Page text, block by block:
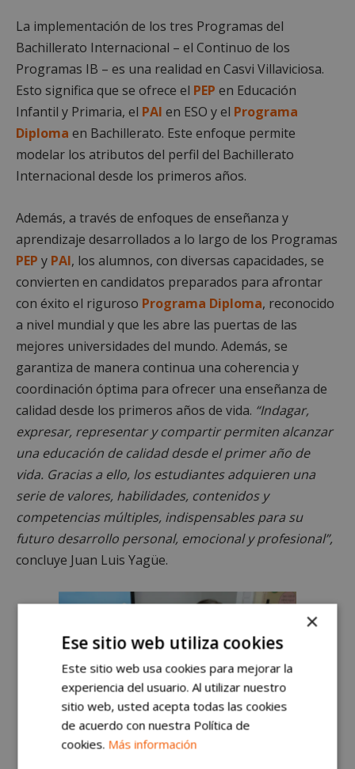
La implementación de los tres Programas del
Bachillerato Internacional – el Continuo de los
Programas IB – es una realidad en Casvi Villaviciosa.
Esto significa que se ofrece el PEP en Educación
Infantil y Primaria, el PAI en ESO y el Programa
Diploma en Bachillerato. Este enfoque permite
modelar los atributos del perfil del Bachillerato
Internacional desde los primeros años.
Además, a través de enfoques de enseñanza y
aprendizaje desarrollados a lo largo de los Programas
PEP y PAI, los alumnos, con diversas capacidades, se
convierten en candidatos preparados para afrontar
con éxito el riguroso Programa Diploma, reconocido
a nivel mundial y que les abre las puertas de las
mejores universidades del mundo. Además, se
garantiza de manera continua una coherencia y
coordinación óptima para ofrecer una enseñanza de
calidad desde los primeros años de vida. “Indagar,
expresar, representar y compartir permiten alcanzar
una educación de calidad desde el primer año de
vida. Gracias a ello, los estudiantes adquieren una
serie de valores, habilidades, contenidos y
competencias múltiples, indispensables para su
futuro desarrollo personal, emocional y profesional”,
concluye Juan Luis Yagüe.
×
Ese sitio web utiliza cookies
Este sitio web usa cookies para mejorar la
experiencia del usuario. Al utilizar nuestro
sitio web, usted acepta todas las cookies
de acuerdo con nuestra Política de
cookies. Más información